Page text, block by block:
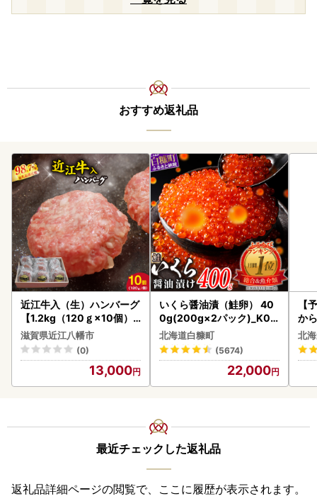
おすすめ返礼品
近江牛入（生）ハンバーグ
【1.2kg（120ｇ×10個）
】【AG09W】
滋賀県近江八幡市
(0)
13,000
いくら醤油漬（鮭卵） 40
0g(200g×2パック)_K02
2-1676
北海道白糠町
(5674)
22,000
【
か
ら
g (
)【
北
最近チェックした返礼品
返礼品詳細ページの閲覧で、ここに履歴が表示されます。